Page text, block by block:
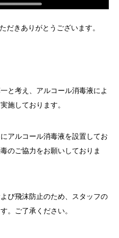
だきありがとうございます。
と考え、アルコール消毒液によ
施しております。
アルコール消毒液を設置してお
のご協力をお願いしておりま
び飛沫防止のため、スタッフの
。ご了承ください。